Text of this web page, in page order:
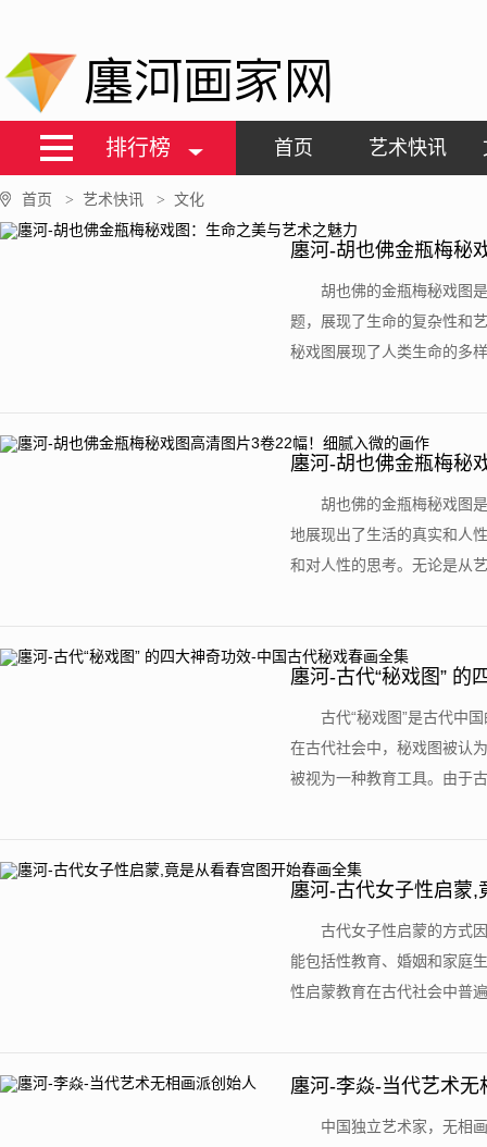
廛河画家网
排行榜 首页 艺术快讯
首页 > 艺术快讯 > 文化
廛河-胡也佛金瓶梅秘
胡也佛的金瓶梅秘戏图
题，展现了生命的复杂性和
秘戏图展现了人类生命的多
廛河-胡也佛金瓶梅秘
胡也佛的金瓶梅秘戏图
地展现出了生活的真实和人
和对人性的思考。无论是从
廛河-古代“秘戏图” 的
古代“秘戏图”是古代中
在古代社会中，秘戏图被认
被视为一种教育工具。由于
廛河-古代女子性启蒙,
古代女子性启蒙的方式
能包括性教育、婚姻和家庭
性启蒙教育在古代社会中普
廛河-李焱-当代艺术无
中国独立艺术家，无相